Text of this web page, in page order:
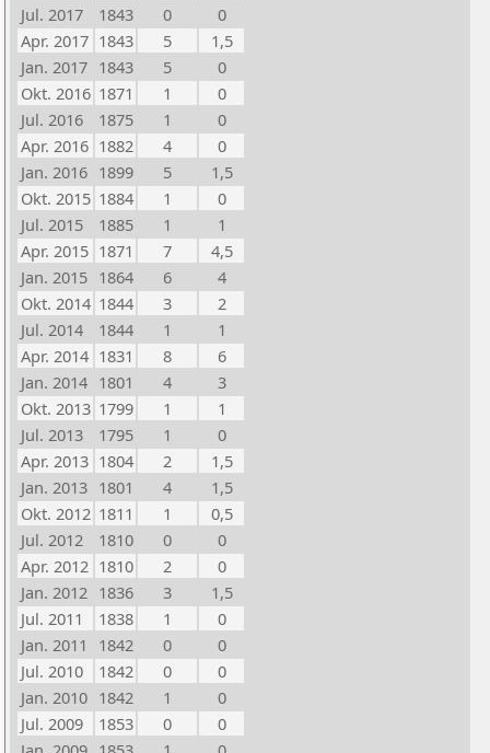
Jul. 2017
1843 0
0
Apr. 2017 1843 5
1,5
Jan. 2017 1843 5
0
Okt. 2016 1871 1
0
Jul. 2016
1875 1
0
Apr. 2016 1882 4
0
Jan. 2016 1899 5
1,5
Okt. 2015 1884 1
0
Jul. 2015
1885 1
1
Apr. 2015 1871 7
4,5
Jan. 2015 1864 6
4
Okt. 2014 1844 3
2
Jul. 2014
1844 1
1
Apr. 2014 1831 8
6
Jan. 2014 1801 4
3
Okt. 2013 1799 1
1
Jul. 2013
1795 1
0
Apr. 2013 1804 2
1,5
Jan. 2013 1801 4
1,5
Okt. 2012 1811 1
0,5
Jul. 2012
1810 0
0
Apr. 2012 1810 2
0
Jan. 2012 1836 3
1,5
Jul. 2011
1838 1
0
Jan. 2011
1842 0
0
Jul. 2010
1842 0
0
Jan. 2010 1842 1
0
Jul. 2009
1853 0
0